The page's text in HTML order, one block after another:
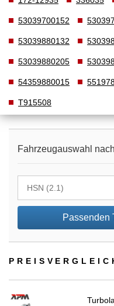
53039700152
53039880132
53039880205
54359880015
T915508
Fahrzeugauswahl
Passenden